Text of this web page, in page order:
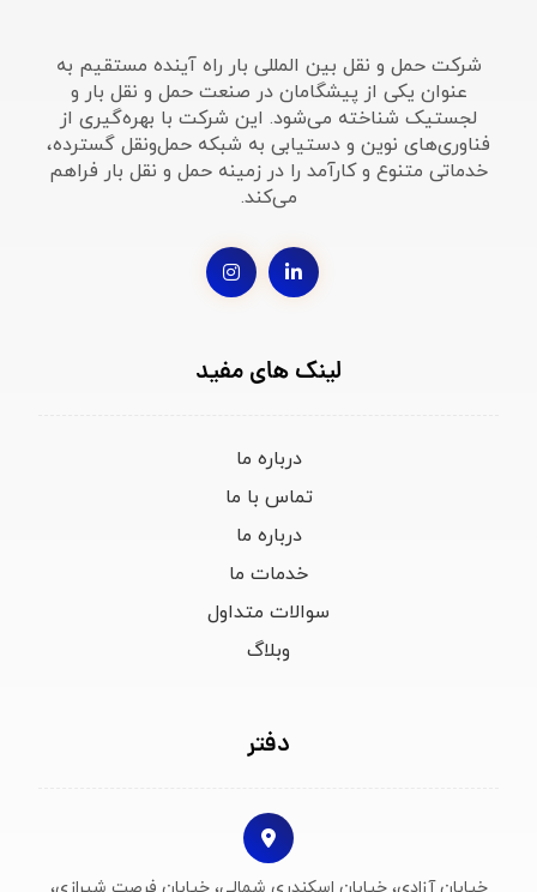
شرکت حمل و نقل بین المللی بار راه آینده مستقیم به
عنوان یکی از پیشگامان در صنعت حمل و نقل بار و
لجستیک شناخته می‌شود. این شرکت با بهره‌گیری از
فناوری‌های نوین و دستیابی به شبکه حمل‌ونقل گسترده،
خدماتی متنوع و کارآمد را در زمینه حمل و نقل بار فراهم
می‌کند.
لینک های مفید
درباره ما
تماس با ما
درباره ما
خدمات ما
سوالات متداول
وبلاگ
دفتر